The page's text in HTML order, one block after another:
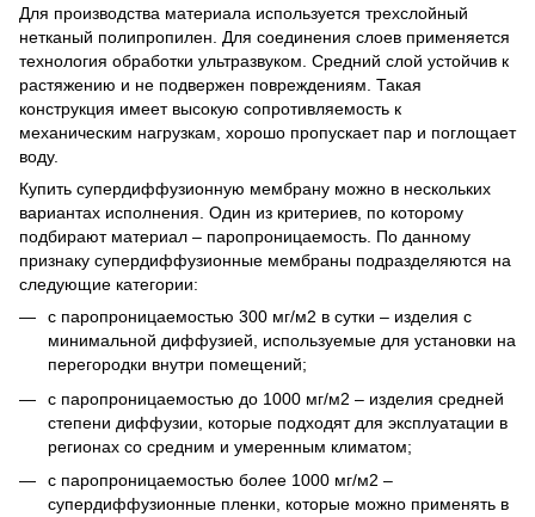
Для производства материала используется трехслойный
нетканый полипропилен. Для соединения слоев применяется
технология обработки ультразвуком. Средний слой устойчив к
растяжению и не подвержен повреждениям. Такая
конструкция имеет высокую сопротивляемость к
механическим нагрузкам, хорошо пропускает пар и поглощает
воду.
Купить супердиффузионную мембрану можно в нескольких
вариантах исполнения. Один из критериев, по которому
подбирают материал – паропроницаемость. По данному
признаку супердиффузионные мембраны подразделяются на
следующие категории:
с паропроницаемостью 300 мг/м2 в сутки – изделия с
минимальной диффузией, используемые для установки на
перегородки внутри помещений;
с паропроницаемостью до 1000 мг/м2 – изделия средней
степени диффузии, которые подходят для эксплуатации в
регионах со средним и умеренным климатом;
с паропроницаемостью более 1000 мг/м2 –
супердиффузионные пленки, которые можно применять в